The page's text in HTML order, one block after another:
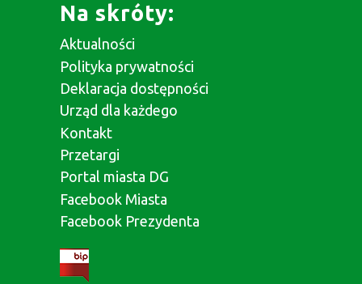
Na skróty:
Aktualności
Polityka prywatności
Deklaracja dostępności
Urząd dla każdego
Kontakt
Przetargi
Portal miasta DG
Facebook Miasta
Facebook Prezydenta